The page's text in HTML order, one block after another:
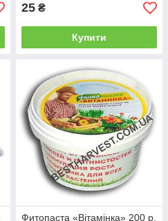
25 ₴
Купити
Фитопаста «Вітамінка» 200 р,